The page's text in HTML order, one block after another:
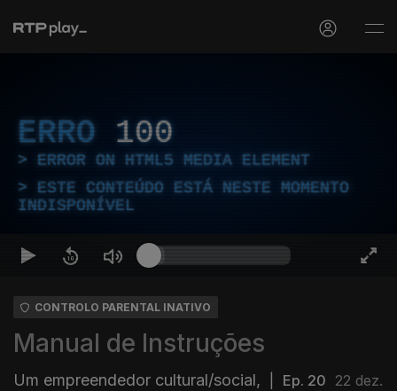
ERRO 100
ERROR ON HTML5 MEDIA ELEMENT
ESTE CONTEÚDO ESTÁ NESTE MOMENTO
INDISPONÍVEL
CONTROLO PARENTAL INATIVO
Manual de Instruções
Um empreendedor cultural/social, Ep. 20 22 dez.